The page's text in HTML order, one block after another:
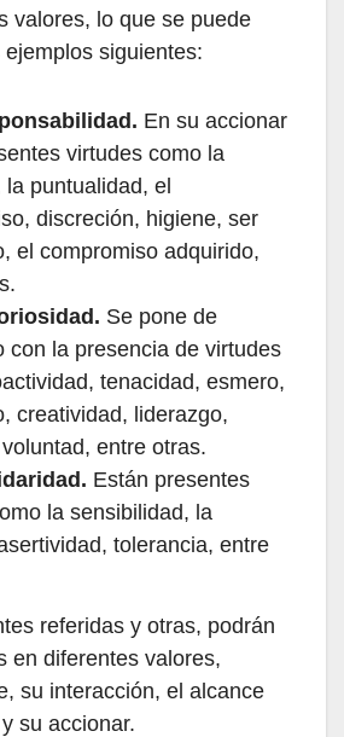
valores, lo que se puede
siguientes:
En su accionar
virtudes como la
la puntualidad, el
discreción, higiene, ser
el compromiso adquirido,
Se pone de
con la presencia de virtudes
tenacidad, esmero,
creatividad, liderazgo,
entre otras.
Están presentes
la sensibilidad, la
tolerancia, entre
referidas y otras, podrán
en diferentes valores,
su interacción, el alcance
su accionar.